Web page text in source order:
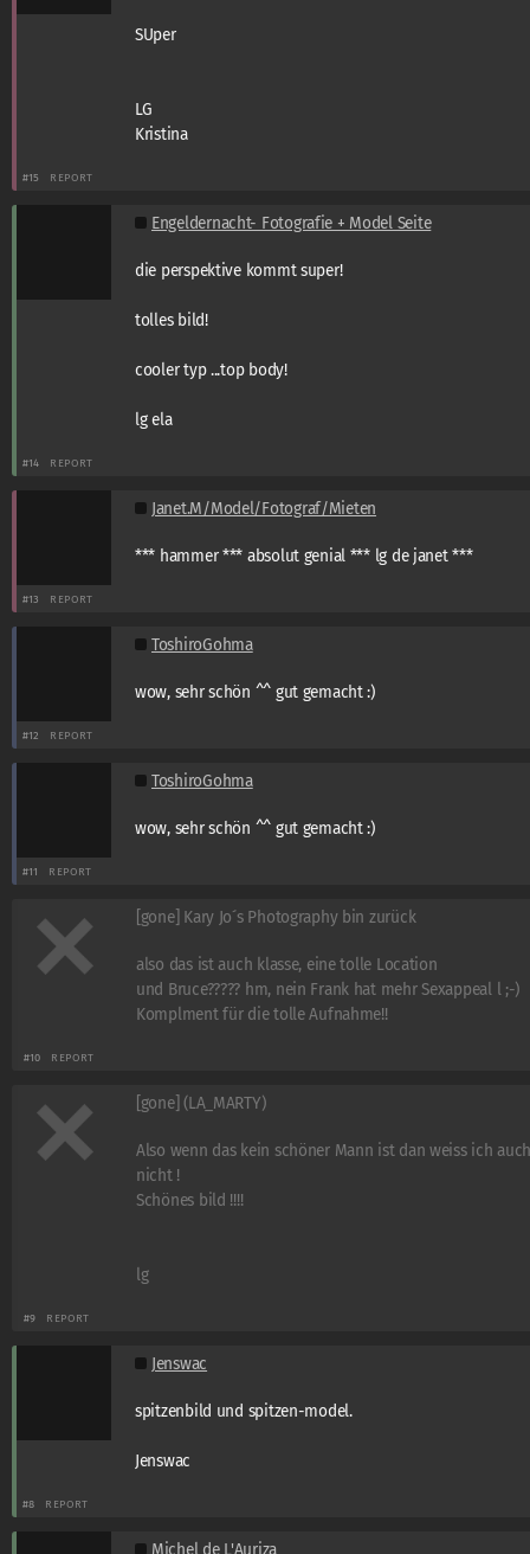
SUper
LG
Kristina
#15 REPORT
Engeldernacht- Fotografie + Model Seite
die perspektive kommt super!
tolles bild!
cooler typ ...top body!
lg ela
#14 REPORT
Janet.M/Model/Fotograf/Mieten
*** hammer *** absolut genial *** lg de janet ***
#13 REPORT
ToshiroGohma
wow, sehr schön ^^ gut gemacht :)
#12 REPORT
ToshiroGohma
wow, sehr schön ^^ gut gemacht :)
#11 REPORT
[gone] Kary Jo´s Photography bin zurück
also das ist auch klasse, eine tolle Location
und Bruce????? hm, nein Frank hat mehr Sexappeal l ;-)
Komplment für die tolle Aufnahme!!
#10 REPORT
[gone] (LA_MARTY)
Also wenn das kein schöner Mann ist dan weiss ich
nicht !
Schönes bild !!!!
lg
#9 REPORT
Jenswac
spitzenbild und spitzen-model.
Jenswac
#8 REPORT
Michel de L'Auriza